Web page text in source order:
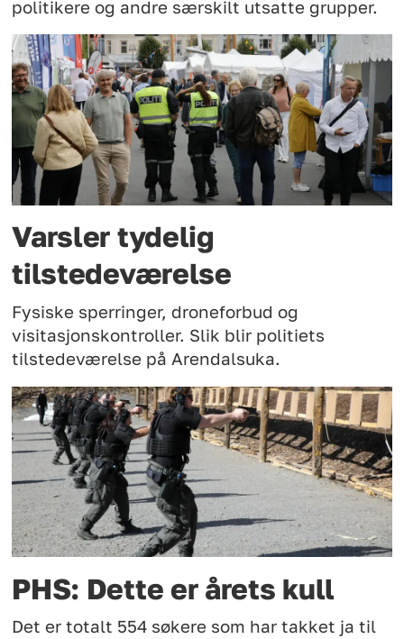
politikere og andre særskilt utsatte grupper.
Varsler tydelig
tilstedeværelse
Fysiske sperringer, droneforbud og
visitasjonskontroller. Slik blir politiets
tilstedeværelse på Arendalsuka.
PHS: Dette er årets kull
Det er totalt 554 søkere som har takket ja til